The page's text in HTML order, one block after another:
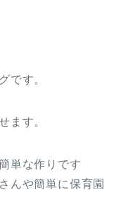
です。
ます。
単な作りです
んや簡単に保育園